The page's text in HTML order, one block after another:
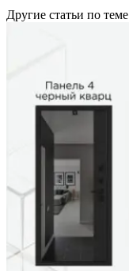
Другие статьи по теме